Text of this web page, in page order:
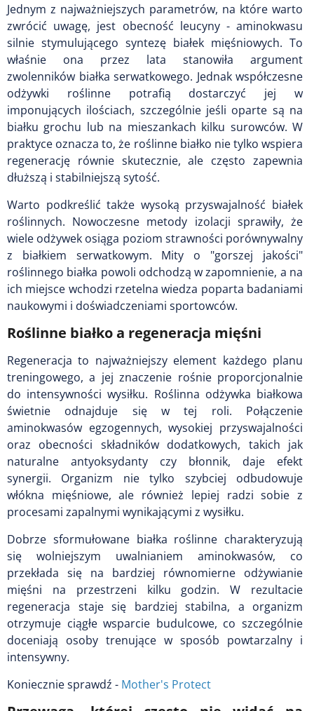
Jednym z najważniejszych parametrów, na które warto
zwrócić uwagę, jest obecność leucyny - aminokwasu
silnie stymulującego syntezę białek mięśniowych. To
właśnie ona przez lata stanowiła argument
zwolenników białka serwatkowego. Jednak współczesne
odżywki roślinne potrafią dostarczyć jej w
imponujących ilościach, szczególnie jeśli oparte są na
białku grochu lub na mieszankach kilku surowców. W
praktyce oznacza to, że roślinne białko nie tylko wspiera
regenerację równie skutecznie, ale często zapewnia
dłuższą i stabilniejszą sytość.
Warto podkreślić także wysoką przyswajalność białek
roślinnych. Nowoczesne metody izolacji sprawiły, że
wiele odżywek osiąga poziom strawności porównywalny
z białkiem serwatkowym. Mity o "gorszej jakości"
roślinnego białka powoli odchodzą w zapomnienie, a na
ich miejsce wchodzi rzetelna wiedza poparta badaniami
naukowymi i doświadczeniami sportowców.
Roślinne białko a regeneracja mięśni
Regeneracja to najważniejszy element każdego planu
treningowego, a jej znaczenie rośnie proporcjonalnie
do intensywności wysiłku. Roślinna odżywka białkowa
świetnie odnajduje się w tej roli. Połączenie
aminokwasów egzogennych, wysokiej przyswajalności
oraz obecności składników dodatkowych, takich jak
naturalne antyoksydanty czy błonnik, daje efekt
synergii. Organizm nie tylko szybciej odbudowuje
włókna mięśniowe, ale również lepiej radzi sobie z
procesami zapalnymi wynikającymi z wysiłku.
Dobrze sformułowane białka roślinne charakteryzują
się wolniejszym uwalnianiem aminokwasów, co
przekłada się na bardziej równomierne odżywianie
mięśni na przestrzeni kilku godzin. W rezultacie
regeneracja staje się bardziej stabilna, a organizm
otrzymuje ciągłe wsparcie budulcowe, co szczególnie
doceniają osoby trenujące w sposób powtarzalny i
intensywny.
Koniecznie sprawdź - Mother's Protect